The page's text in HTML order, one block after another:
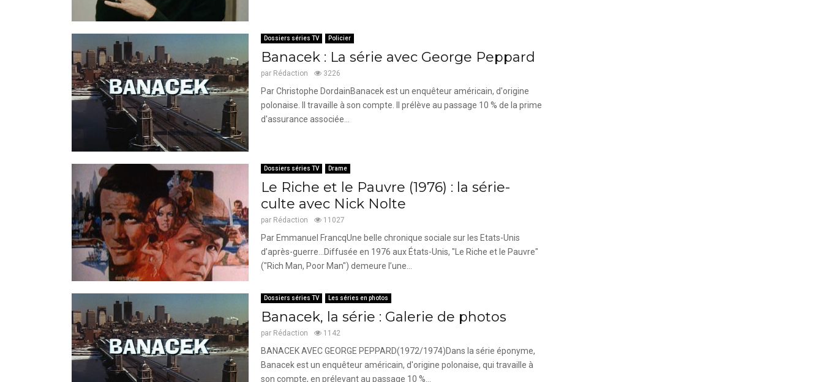
Dossiers séries TV Policier
Banacek : La série avec George Peppard
par Rédaction 3226
Par Christophe DordainBanacek est un enquêteur américain, d'origine
polonaise. Il travaille à son compte. Il prélève au passage 10 % de la prime
d'assurance associée...
Dossiers séries TV Drame
Le Riche et le Pauvre (1976) : la série-
culte avec Nick Nolte
par Rédaction 11027
Par Emmanuel FrancqUne belle chronique sociale sur les Etats-Unis
d’après-guerre...Diffusée en 1976 aux États-Unis, "Le Riche et le Pauvre"
("Rich Man, Poor Man") demeure l’une...
Dossiers séries TV Les séries en photos
Banacek, la série : Galerie de photos
par Rédaction 1142
BANACEK AVEC GEORGE PEPPARD(1972/1974)Dans la série éponyme,
Banacek est un enquêteur américain, d'origine polonaise, qui travaille à
son compte, en prélevant au passage 10 %...